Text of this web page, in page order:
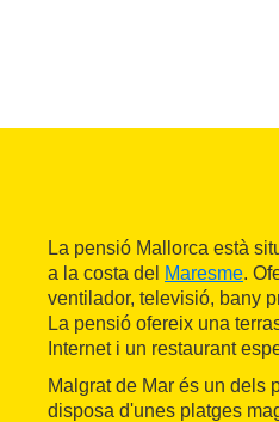
La pensió Mallorca està
a la costa del Maresme.
ventilador, televisió, bany
La pensió ofereix una
Internet i un restaurant
Malgrat de Mar és un dels
disposa d'unes platges